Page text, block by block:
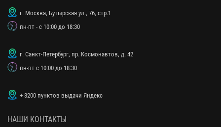
г. Москва, Бутырская ул., 76, стр.1
пн-пт - с 10:00 до 18:30
г. Санкт-Петербург, пр. Космонавтов, д. 42
пн-пт с 10:00 до 18:30
+ 3200 пунктов выдачи Яндекс
НАШИ КОНТАКТЫ